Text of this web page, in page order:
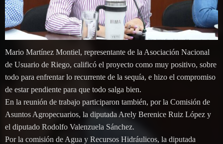
Mario Martínez Montiel, representante de la Asociación Nacional
de Usuario de Riego, calificó el proyecto como muy positivo, sobre
todo para enfrentar lo recurrente de la sequía, e hizo el compromiso
de estar pendiente para que todo salga bien.
En la reunión de trabajo participaron también, por la Comisión de
Asuntos Agropecuarios, la diputada Arely Berenice Ruiz López y
el diputado Rodolfo Valenzuela Sánchez.
Por la comisión de Agua y Recursos Hidráulicos, la diputada